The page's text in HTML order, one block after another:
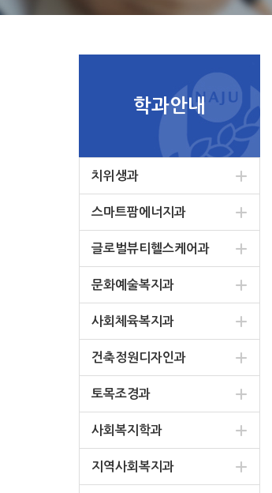
학과안내
치위생과
스마트팜에너지과
글로벌뷰티헬스케어과
문화예술복지과
사회체육복지과
건축정원디자인과
토목조경과
사회복지학과
지역사회복지과